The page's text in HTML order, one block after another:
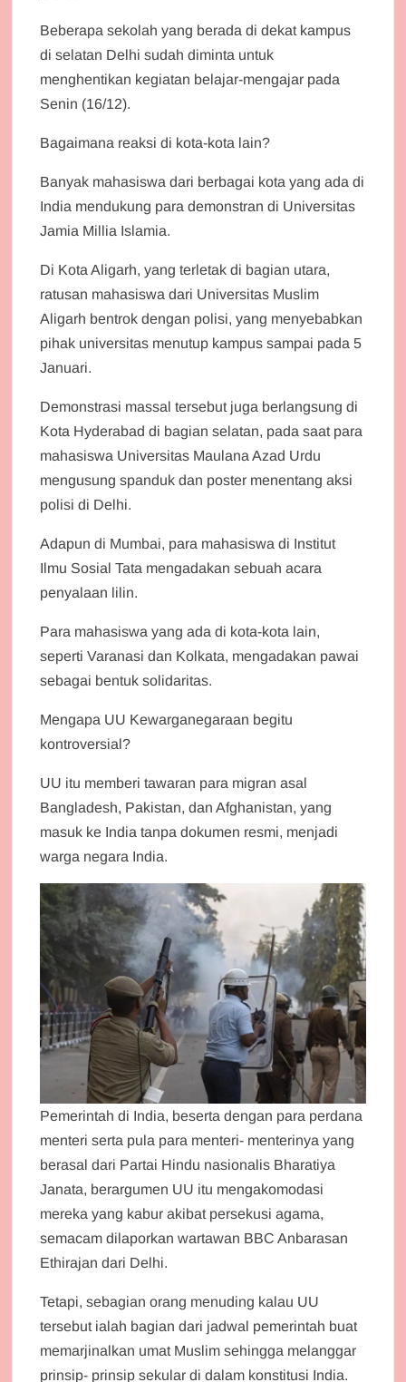
Beberapa sekolah yang berada di dekat kampus
di selatan Delhi sudah diminta untuk
menghentikan kegiatan belajar-mengajar pada
Senin (16/12).
Bagaimana reaksi di kota-kota lain?
Banyak mahasiswa dari berbagai kota yang ada di
India mendukung para demonstran di Universitas
Jamia Millia Islamia.
Di Kota Aligarh, yang terletak di bagian utara,
ratusan mahasiswa dari Universitas Muslim
Aligarh bentrok dengan polisi, yang menyebabkan
pihak universitas menutup kampus sampai pada 5
Januari.
Demonstrasi massal tersebut juga berlangsung di
Kota Hyderabad di bagian selatan, pada saat para
mahasiswa Universitas Maulana Azad Urdu
mengusung spanduk dan poster menentang aksi
polisi di Delhi.
Adapun di Mumbai, para mahasiswa di Institut
Ilmu Sosial Tata mengadakan sebuah acara
penyalaan lilin.
Para mahasiswa yang ada di kota-kota lain,
seperti Varanasi dan Kolkata, mengadakan pawai
sebagai bentuk solidaritas.
Mengapa UU Kewarganegaraan begitu
kontroversial?
UU itu memberi tawaran para migran asal
Bangladesh, Pakistan, dan Afghanistan, yang
masuk ke India tanpa dokumen resmi, menjadi
warga negara India.
Pemerintah di India, beserta dengan para perdana
menteri serta pula para menteri- menterinya yang
berasal dari Partai Hindu nasionalis Bharatiya
Janata, berargumen UU itu mengakomodasi
mereka yang kabur akibat persekusi agama,
semacam dilaporkan wartawan BBC Anbarasan
Ethirajan dari Delhi.
Tetapi, sebagian orang menuding kalau UU
tersebut ialah bagian dari jadwal pemerintah buat
memarjinalkan umat Muslim sehingga melanggar
prinsip- prinsip sekular di dalam konstitusi India.